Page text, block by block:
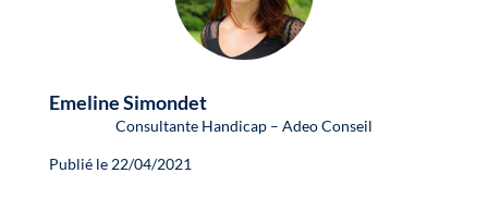
Emeline Simondet
Consultante Handicap – Adeo Conseil
Publié le 22/04/2021